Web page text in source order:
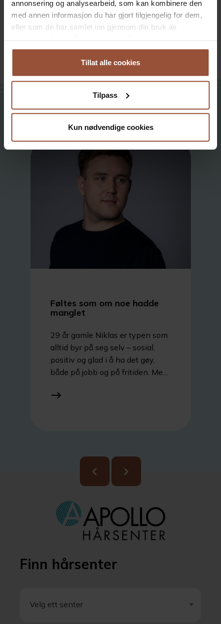
annonsering og analysearbeid, som kan kombinere den
med annen informasjon du har gjort tilgjengelig for dem,
eller som de har samlet inn gjennom din bruk av
informasjonskapsler ved å bruke nettstedet vårt.
Tillat alle cookies
Tilpass
Kun nødvendige cookies
Andre historier
Føltes som om noe hadde
manglet
29 år gamle Niklas er typen som
alltid byr på seg selv – sosial,
positiv og glad i å ha det gøy,
både på jobb og på fritiden. Men
allerede som 19-åring, kjente
Finn hårsenter
Velg ett senter